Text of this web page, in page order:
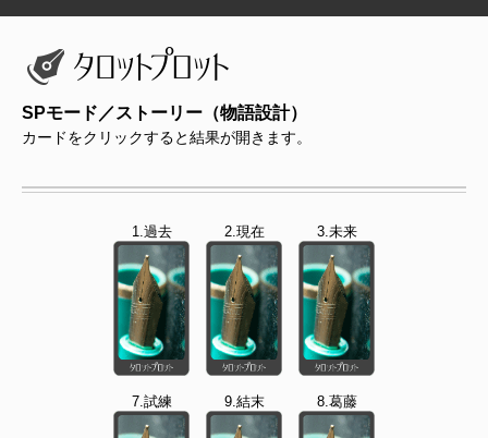
SPモード／ストーリー（物語設計）
カードをクリックすると結果が開きます。
1.過去 2.現在 3.未来
7.試練 9.結末 8.葛藤